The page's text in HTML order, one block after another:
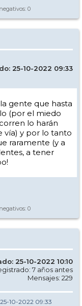
0
25-10-2022 09:33
gente que hasta
(por el miedo
lo harán
vía) y por lo tanto
raramente (y a
a tener
0
25-10-2022 10:10
7 años antes
Mensajes: 229
10-2022 09:33